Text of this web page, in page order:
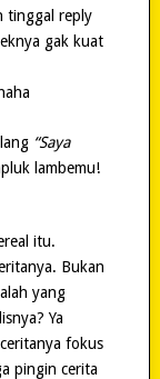
tinggal reply
gak kuat
“Saya
lambemu!
itu.
Bukan
yang
Ya
fokus
pingin cerita